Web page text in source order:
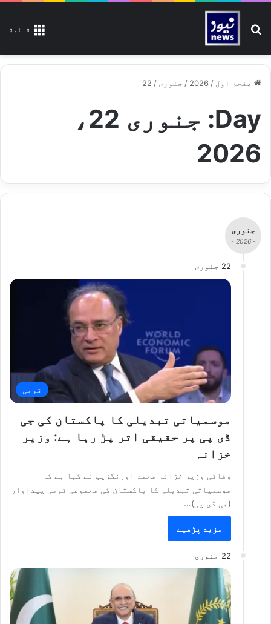
قائمة تلاش کیجیے
صفحۂ اوّل /
2026
/ جنوری /
22
Day:
جنوری 22،
2026
جنوری
- 2026 -
22 جنوری
قومی
موسمیاتی تبدیلی کا پاکستان کی جی
ڈی پی پر حقیقی اثر پڑ رہا ہے: وزیر
خزانہ
وفاقی وزیر خزانہ محمد اورنگزیب نے کہا ہے کہ
موسمیاتی تبدیلی کا پاکستان کی مجموعی قومی پیداوار
(جی ڈی پی)…
مزید پڑھیے
22 جنوری